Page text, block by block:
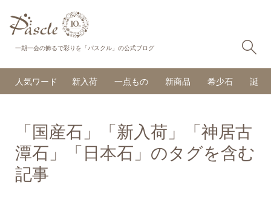
一期一会の飾るで彩りを「パスクル」の公式ブログ
人気ワード 新入荷 一点もの 新商品 希少石 誕生
「国産石」「新入荷」「神居古
潭石」「日本石」のタグを含む
記事